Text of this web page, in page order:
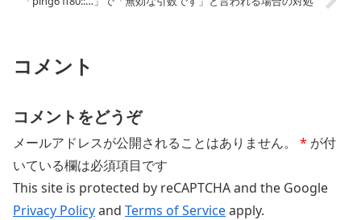
コメント
コメントをどうぞ
メールアドレスが公開されることはありません。 * が付
いている欄は必須項目です
This site is protected by reCAPTCHA and the Google
Privacy Policyand Terms of Serviceapply.